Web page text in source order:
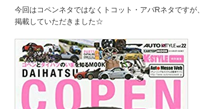
今回はコペンネタではなくトコット・アバRネタですが、
掲載していただきました☆